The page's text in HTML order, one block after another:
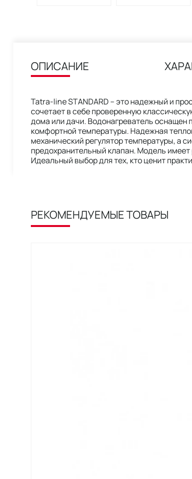
ОПИСАНИЕ
Tatra-line STANDARD – это надежный и
сочетает в себе проверенную
дома или дачи. Водонагреватель
комфортной температуры. Надежная
механический регулятор температуры, а
предохранительный клапан. Модель
Идеальный выбор для тех, кто ценит
РЕКОМЕНДУЕМЫЕ ТОВАРЫ